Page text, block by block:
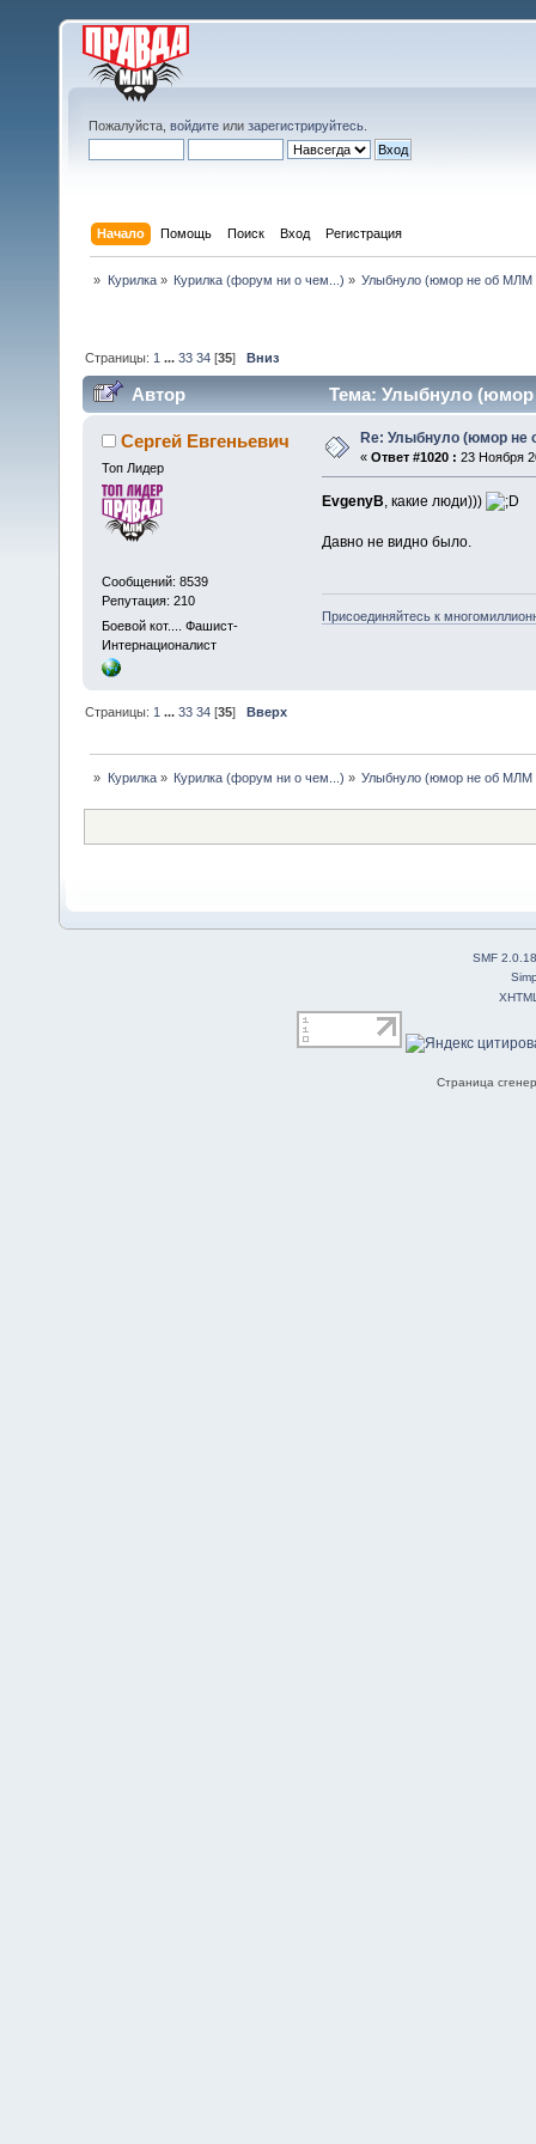
Пожалуйста, войдите или зарегистрируйтесь
Начало Помощь Поиск Вход Регистрация
» Курилка» Курилка (форум ни о чем...) » Улыбнуло (юмор не об МЛМ
Страницы: 1 ...33 34 [35]Вниз
Автор Тема: Улыбнуло (юмор
Сергей Евгеньевич
Топ Лидер
Сообщений: 8539
Репутация: 210
Боевой кот.... Фашист-
Интернационалист
Re: Улыбнуло (юмор не
« Ответ #1020 : 23 Ноября
EvgenyB, какие люди)))
Давно не видно было.
Присоединяйтесь к
Страницы: 1 ...33 34 [35] Вверх
» Курилка» Курилка (форум ни о чем...) » Улыбнуло (юмор не об МЛМ
SMF 2.0.18
Страница